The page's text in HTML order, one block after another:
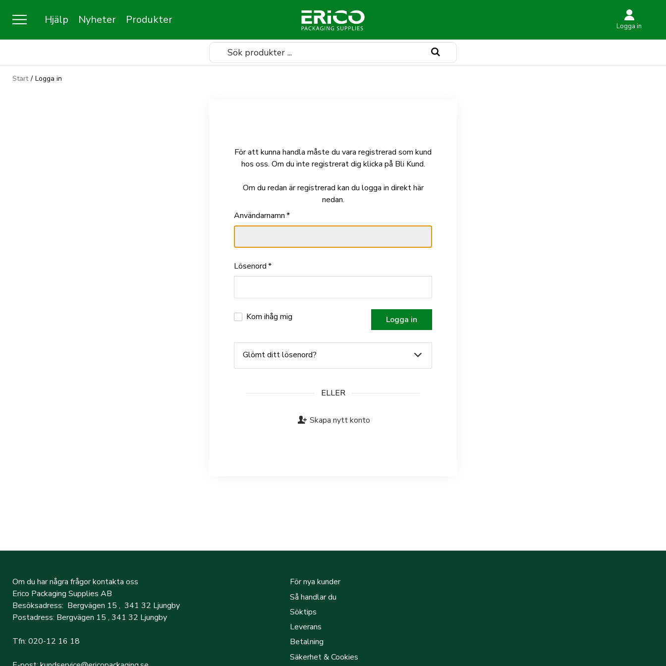
Hjälp Nyheter Produkter
Logga in
Start / Logga in
För att kunna handla måste du vara registrerad som kund
hos oss. Om du inte registrerat dig klicka på Bli Kund.
Om du redan är registrerad kan du logga in direkt här
nedan.
Användarnamn*
Lösenord*
Kom ihåg mig
Glömt ditt lösenord?
ELLER
Skapa nytt konto
Om du har några frågor kontakta oss
Erico Packaging Supplies AB
Besöksadress: Bergvägen 15 , 341 32 Ljungby
Postadress: Bergvägen 15 , 341 32 Ljungby
Tfn: 020-12 16 18
För nya kunder
Så handlar du
Söktips
Leverans
Betalning
Säkerhet & Cookies